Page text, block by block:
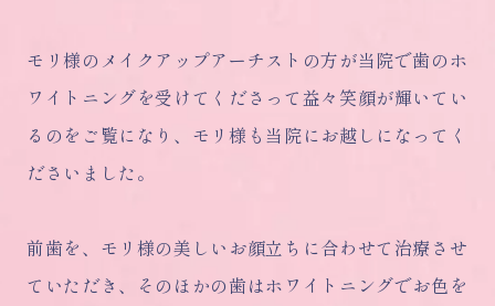
モリ様のメイクアップアーチストの方が当院で歯のホ
ワイトニングを受けてくださって益々笑顔が輝いてい
るのをご覧になり、モリ様も当院にお越しになってく
ださいました。
前歯を、モリ様の美しいお顔立ちに合わせて治療させ
ていただき、そのほかの歯はホワイトニングでお色を